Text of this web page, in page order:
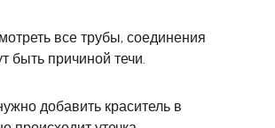
все трубы, соединения
быть причиной течи.
добавить краситель в